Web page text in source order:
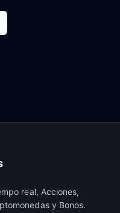
real, Acciones,
y Bonos.